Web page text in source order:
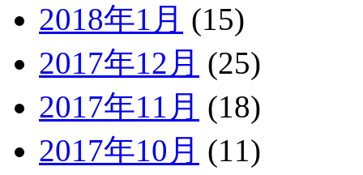
2018年1月 (15)
2017年12月 (25)
2017年11月 (18)
2017年10月 (11)